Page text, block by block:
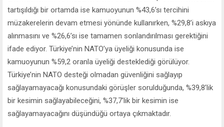
tartışıldığı bir ortamda ise kamuoyunun %43,6’sı tercihini
müzakerelerin devam etmesi yönünde kullanırken, %29,8’i askıya
alınmasını ve %26,6’sı ise tamamen sonlandırılması gerektiğini
ifade ediyor. Türkiye’nin NATO’ya üyeliği konusunda ise
kamuoyunun %59,2 oranla üyeliği desteklediği görülüyor.
Türkiye’nin NATO desteği olmadan güvenliğini sağlayıp
sağlayamayacağı konusundaki görüşler sorulduğunda, %39,8’lik
bir kesimin sağlayabileceğini, %37,7’lik bir kesimin ise
sağlayamayacağını düşündüğü ortaya çıkmaktadır.